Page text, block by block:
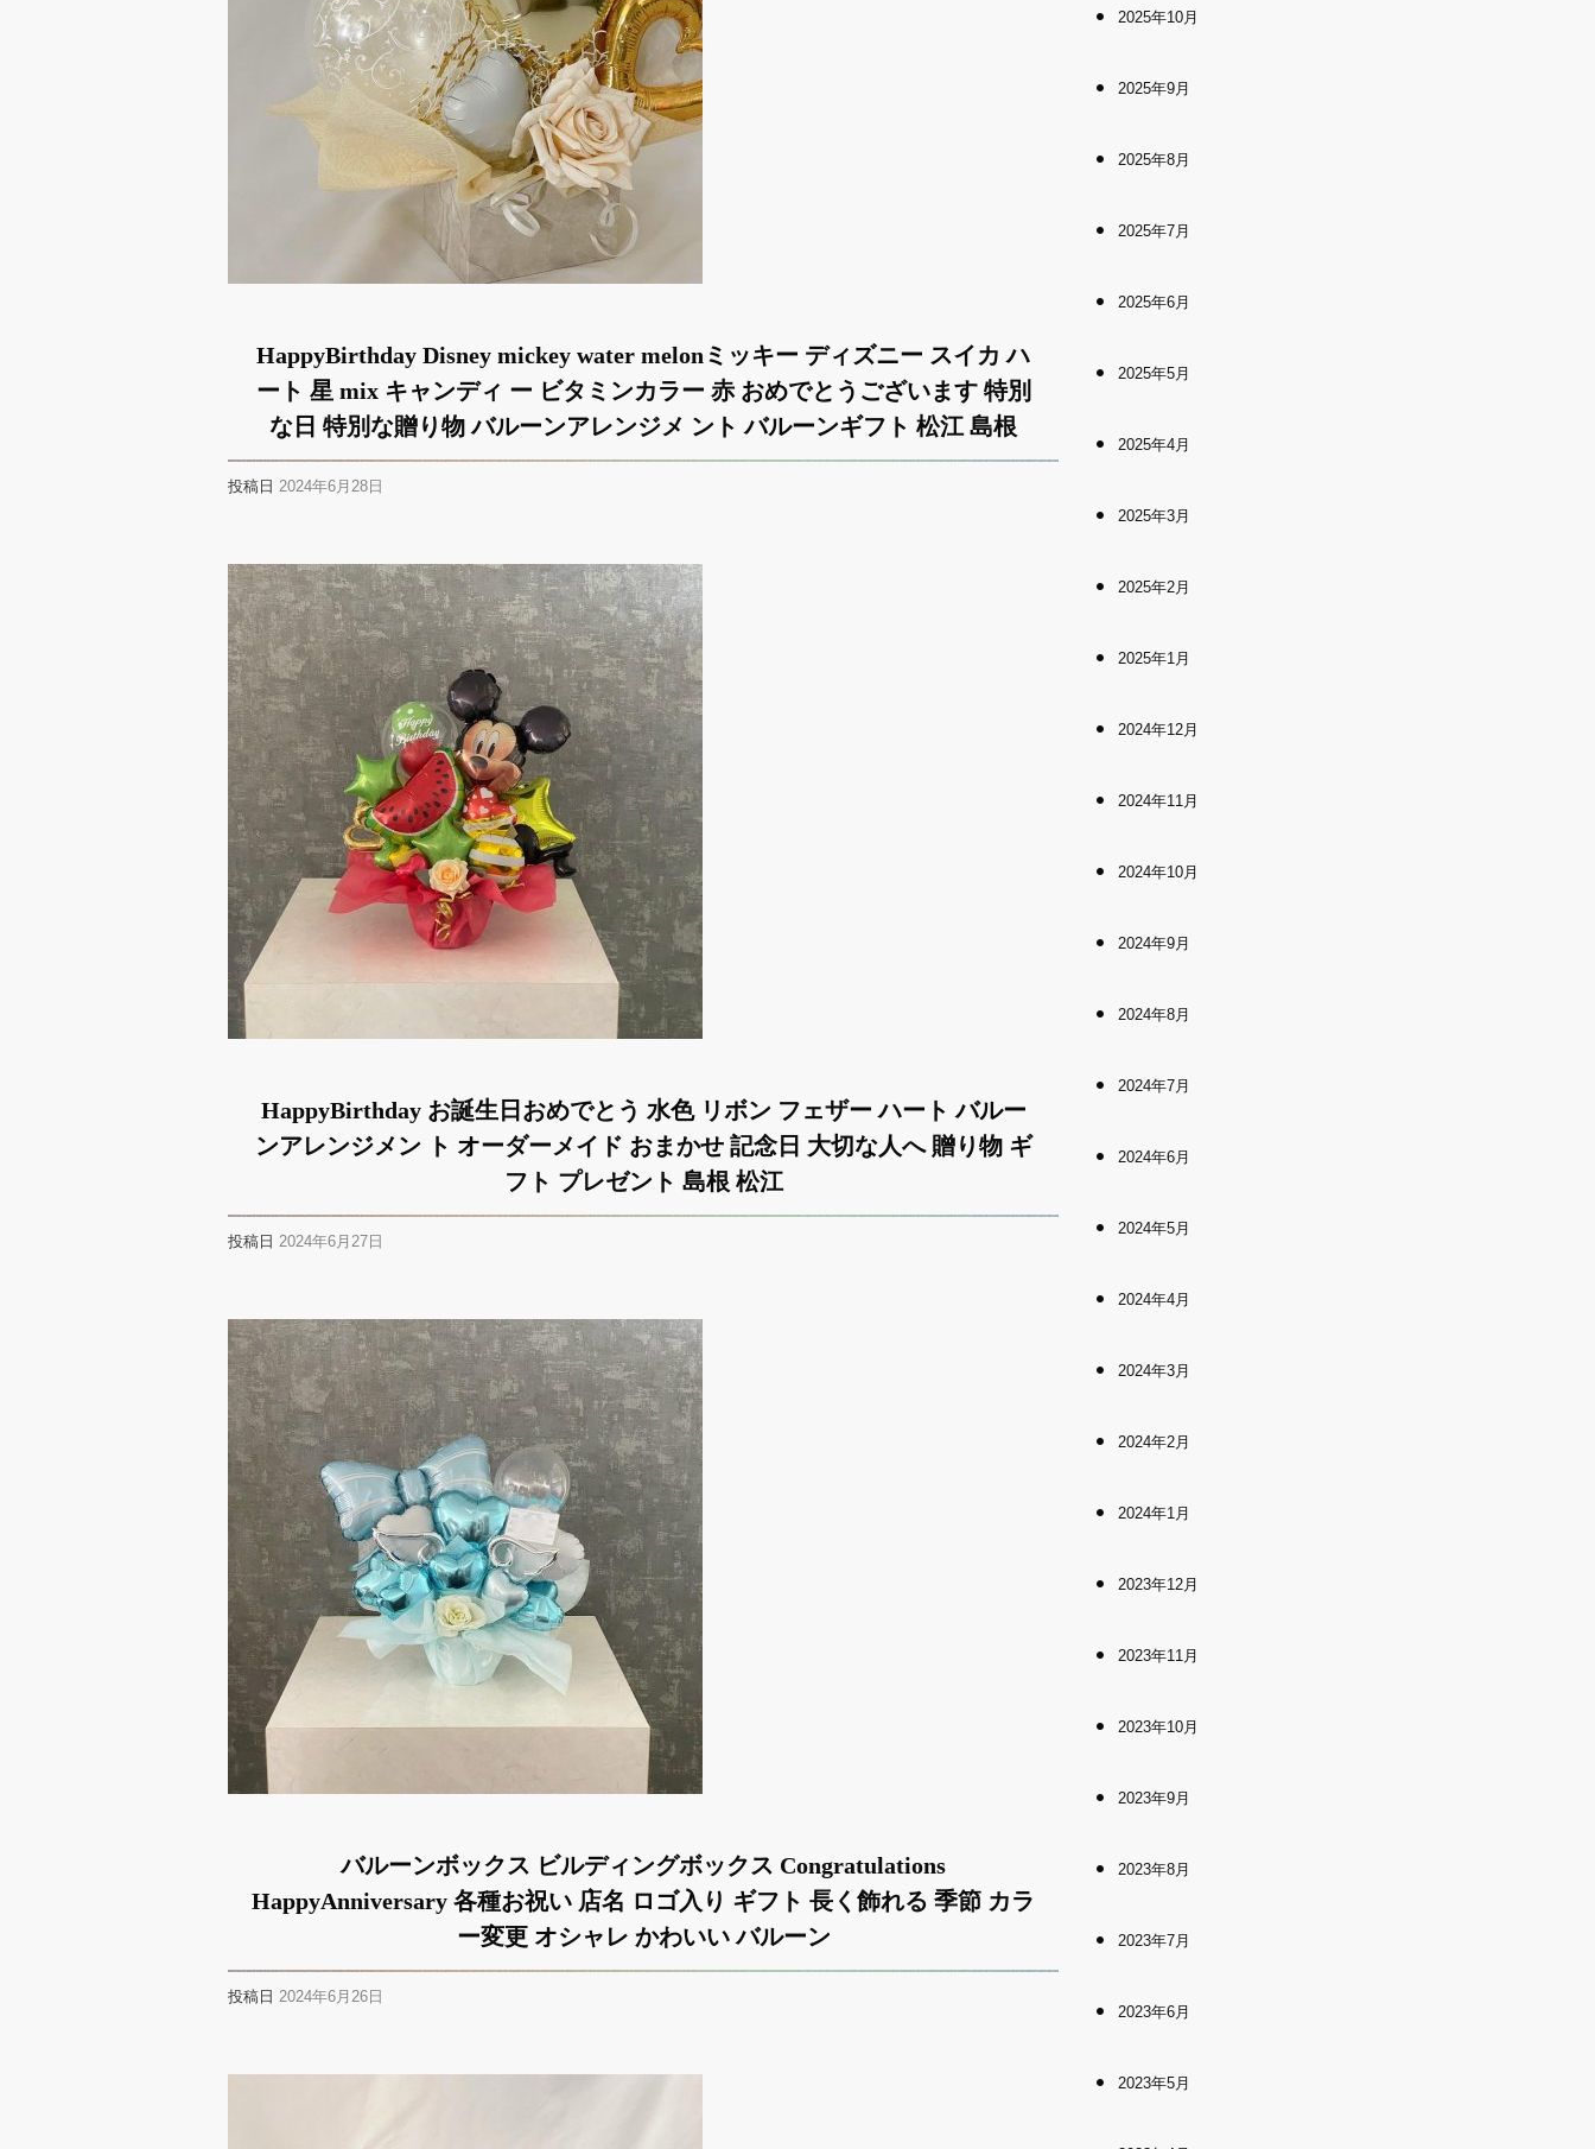
HappyBirthday Disney mickey water melonミッキー ディズニー スイカ ハ
ート 星 mix キャンディ ー ビタミンカラー 赤 おめでとうございます 特別
な日 特別な贈り物 バルーンアレンジメ ント バルーンギフト 松江 島根
投稿日 2024年6月28日
HappyBirthday お誕生日おめでとう 水色 リボン フェザー ハート バルー
ンアレンジメン ト オーダーメイド おまかせ 記念日 大切な人へ 贈り物 ギ
フト プレゼント 島根 松江
投稿日 2024年6月27日
バルーンボックス ビルディングボックス Congratulations
HappyAnniversary 各種お祝い 店名 ロゴ入り ギフト 長く飾れる 季節 カラ
ー変更 オシャレ かわいい バルーン
投稿日 2024年6月26日
2025年10月
2025年9月
2025年8月
2025年7月
2025年6月
2025年5月
2025年4月
2025年3月
2025年2月
2025年1月
2024年12月
2024年11月
2024年10月
2024年9月
2024年8月
2024年7月
2024年6月
2024年5月
2024年4月
2024年3月
2024年2月
2024年1月
2023年12月
2023年11月
2023年10月
2023年9月
2023年8月
2023年7月
2023年6月
2023年5月